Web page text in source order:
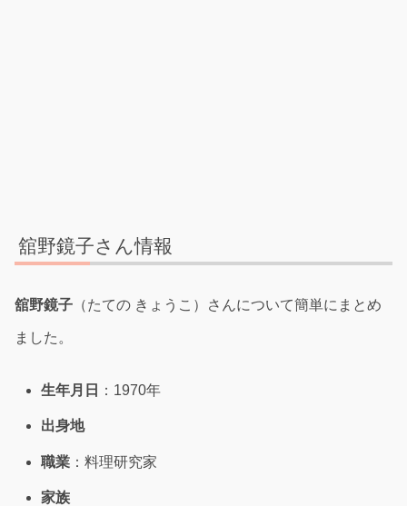
舘野鏡子さん情報
舘野鏡子 （たての きょうこ）さんについて簡単にまとめ
ました。
生年月日 ：1970年
出身地
職業 ：料理研究家
家族